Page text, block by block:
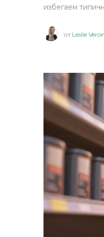
избегаем
от Leslie